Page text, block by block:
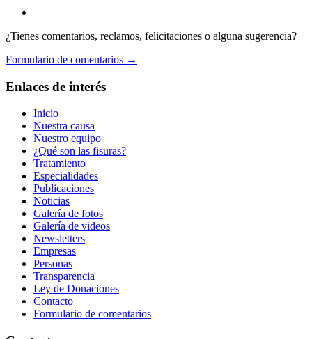
¿Tienes comentarios, reclamos, felicitaciones o alguna sugerencia?
Formulario de comentarios →
Enlaces de interés
Inicio
Nuestra causa
Nuestro equipo
¿Qué son las fisuras?
Tratamiento
Especialidades
Publicaciones
Noticias
Galería de fotos
Galería de videos
Newsletters
Empresas
Personas
Transparencia
Ley de Donaciones
Contacto
Formulario de comentarios